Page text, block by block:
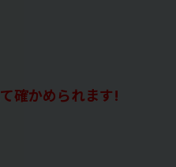
確かめられます!